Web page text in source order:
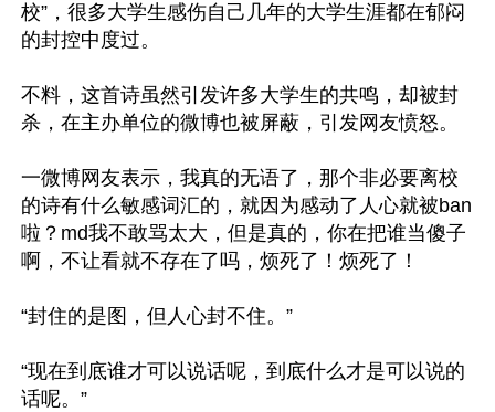
校”，很多大学生感伤自己几年的大学生涯都在郁闷
的封控中度过。
不料，这首诗虽然引发许多大学生的共鸣，却被封
杀，在主办单位的微博也被屏蔽，引发网友愤怒。
一微博网友表示，我真的无语了，那个非必要离校
的诗有什么敏感词汇的，就因为感动了人心就被ban
啦？md我不敢骂太大，但是真的，你在把谁当傻子
啊，不让看就不存在了吗，烦死了！烦死了！
“封住的是图，但人心封不住。”
“现在到底谁才可以说话呢，到底什么才是可以说的
话呢。”